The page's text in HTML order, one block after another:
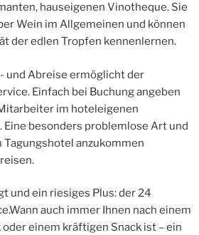
hauseigenen Vinotheque. Sie
Wein im Allgemeinen und können
der edlen Tropfen kennenlernen.
und Abreise ermöglicht der
Einfach bei Buchung angeben
im hoteleigenen
Eine besonders problemlose Art und
anzukommen
und ein riesiges Plus: der 24
auch immer Ihnen nach einem
einem kräftigen Snack ist – ein